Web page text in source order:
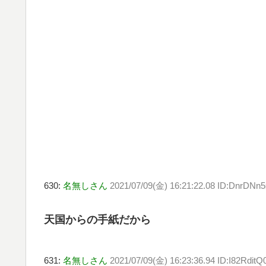
630: 名無しさん 2021/07/09(金) 16:21:22.08
天国からの手紙だから
631: 名無しさん 2021/07/09(金) 16:23:36.94